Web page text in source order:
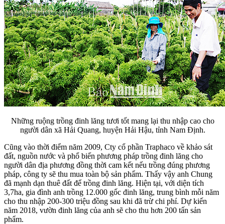
Những ruộng trồng đinh lăng tươi tốt mang lại thu nhập cao cho
người dân xã Hải Quang, huyện Hải Hậu, tỉnh Nam Định.
Cũng vào thời điểm năm 2009, Cty cổ phần Traphaco về khảo sát
đất, nguồn nước và phổ biến phương pháp trồng đinh lăng cho
người dân địa phương đồng thời cam kết nếu trồng đúng phương
pháp, công ty sẽ thu mua toàn bộ sản phẩm. Thấy vậy anh Chung
đã mạnh dạn thuê đất để trồng đinh lăng. Hiện tại, với diện tích
3,7ha, gia đình anh trồng 12.000 gốc đinh lăng, trung bình mỗi năm
cho thu nhập 200-300 triệu đồng sau khi đã trừ chi phí. Dự kiến
năm 2018, vườn đinh lăng của anh sẽ cho thu hơn 200 tấn sản
phẩm.